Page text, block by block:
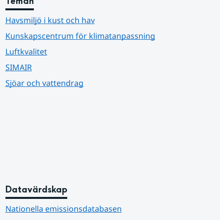
Havsmiljö i kust och hav
Kunskapscentrum för klimatanpassning
Luftkvalitet
SIMAIR
Sjöar och vattendrag
Datavärdskap
Nationella emissionsdatabasen